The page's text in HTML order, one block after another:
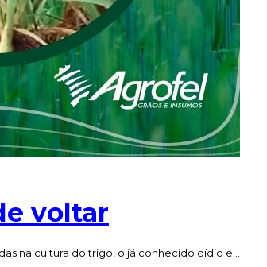
voltar
na cultura do trigo, o já conhecido oídio é…